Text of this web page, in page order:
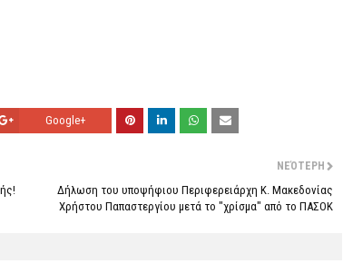
Google+
ΝΕΌΤΕΡΗ
Δήλωση του υποψήφιου Περιφερειάρχη Κ. Μακεδονίας
Χρήστου Παπαστεργίου μετά το "χρίσμα" από το ΠΑΣΟΚ